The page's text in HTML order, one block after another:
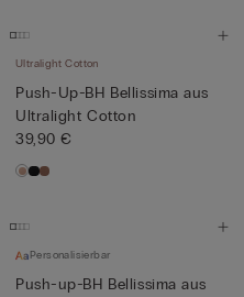
Ultralight Cotton
Push-Up-BH Bellissima aus
Ultralight Cotton
39,90 €
Personalisierbar
Push-up-BH Bellissima aus